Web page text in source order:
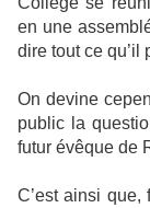
en une
dire tout ce qu’il
On devine
public la
futur évêque de
C’est ainsi que,